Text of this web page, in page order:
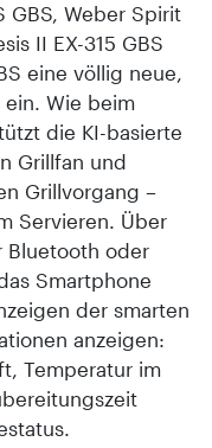
GBS, Weber Spirit
II EX-315 GBS
eine völlig neue,
Wie beim
die KI-basierte
Grillfan und
Grillvorgang –
Servieren. Über
Bluetooth oder
Smartphone
der smarten
anzeigen:
Temperatur im